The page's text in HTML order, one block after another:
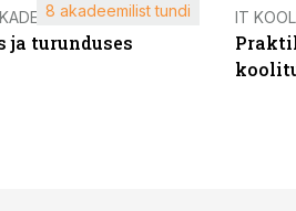
ja turunduses
8 akadeemilist tundi IT